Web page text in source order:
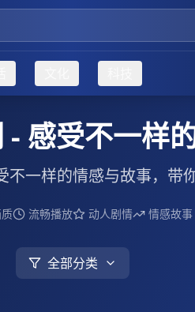
感受不一样
一样的情感与故事，带
流畅播放 动人剧情 情感故事
全部分类